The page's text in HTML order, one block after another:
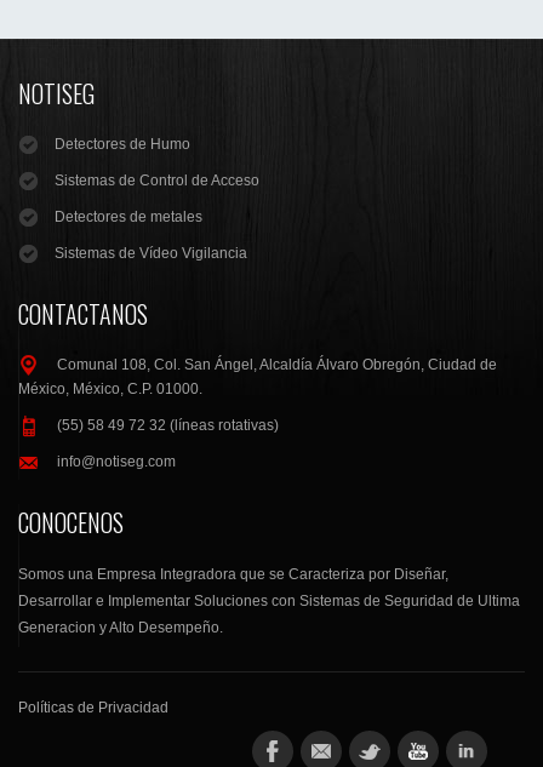
NOTISEG
Detectores de Humo
Sistemas de Control de Acceso
Detectores de metales
Sistemas de Vídeo Vigilancia
CONTACTANOS
Comunal 108, Col. San Ángel, Alcaldía Álvaro Obregón, Ciudad de
México, México, C.P. 01000.
(55) 58 49 72 32 (líneas rotativas)
info@notiseg.com
CONOCENOS
Somos una Empresa Integradora que se Caracteriza por Diseñar,
Desarrollar e Implementar Soluciones con Sistemas de Seguridad de Ultima
Generacion y Alto Desempeño.
Políticas de Privacidad